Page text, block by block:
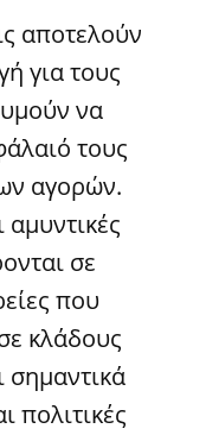
αποτελούν
για τους
να
τους
αγορών.
αμυντικές
σε
που
κλάδους
σημαντικά
πολιτικές